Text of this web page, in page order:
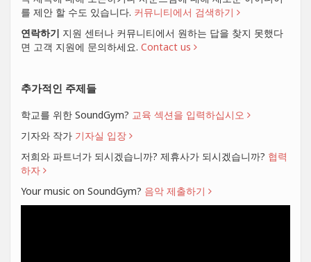
를 제안 할 수도 있습니다. 커뮤니티에서 검색하기
연락하기 지원 센터나 커뮤니티에서 원하는 답을 찾지 못했다
면 고객 지원에 문의하세요. Contact us
추가적인 주제들
학교를 위한 SoundGym? 교육 섹션을 입력하십시오
기자와 작가 기자실 입장
저희와 파트너가 되시겠습니까? 제휴사가 되시겠습니까? 협력
하자
Your music on SoundGym? 음악 제출하기